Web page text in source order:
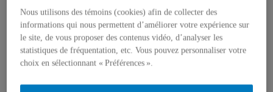
Mission
Historique
Comité de direction
Membres
Chercheur.e.s régulier.ère.s
Chercheur.e.s associé.e.s
Nous utilisons des témoins (cookies) afin de collecter des
informations qui nous permettent d’améliorer votre expérience sur
le site, de vous proposer des contenus vidéo, d’analyser les
statistiques de fréquentation, etc. Vous pouvez personnaliser votre
choix en sélectionnant « Préférences ».